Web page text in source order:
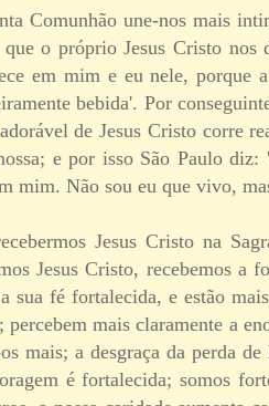
Comunhão une-nos mais
o próprio Jesus Cristo nos
em mim e eu nele, porque
bebida'. Por
de Jesus Cristo corre
e por isso São Paulo
mim. Não sou eu que vivo,
Jesus Cristo na
Jesus Cristo, recebemos a
sua fé fortalecida, e estão
percebem mais claramente a
os mais; a desgraça da perda
é fortalecida; somos